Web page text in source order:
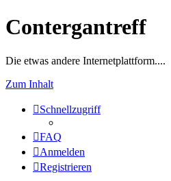
Contergantreff
Die etwas andere Internetplattform....
Zum Inhalt
Schnellzugriff
FAQ
Anmelden
Registrieren